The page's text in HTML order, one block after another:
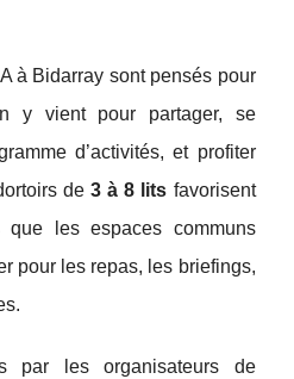
à Bidarray sont pensés pour
y vient pour partager, se
d’activités, et profiter
de 3 à 8 lits favorisent
que les espaces communs
pour les repas, les briefings,
par les organisateurs de